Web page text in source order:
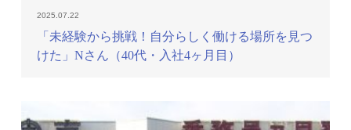
2025.07.22
「未経験から挑戦！自分らしく働ける場所を見つ
けた」Nさん（40代・入社4ヶ月目）